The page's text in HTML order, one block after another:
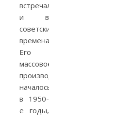
встречалось
и в
советские
времена.
Его
массовое
производство
началось
в 1950-
е годы,